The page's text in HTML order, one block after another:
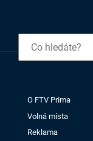
O FTV Prima
Volná místa
Reklama